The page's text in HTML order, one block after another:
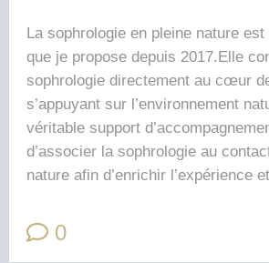
La sophrologie en pleine nature
que je propose depuis 2017.Elle
sophrologie directement au cœur
s’appuyant sur l’environnement
véritable support
d’associer la sophrologie au
nature afin d’enrichir l’expérience
0